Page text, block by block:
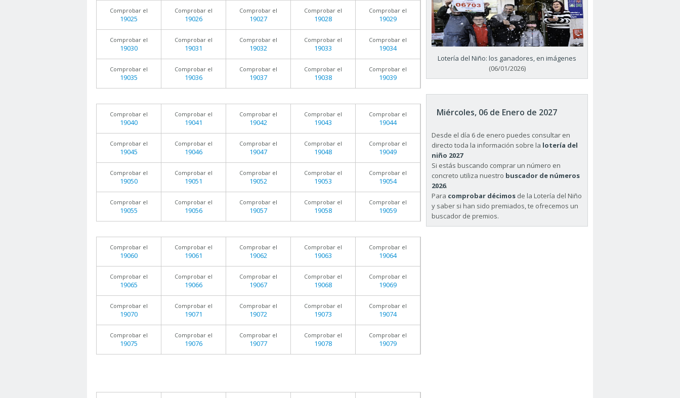
Comprobar el
19025
Comprobar el
19026
Comprobar el
19027
Comprobar el
19028
Comprobar el
19029
Comprobar el
19030
Comprobar el
19031
Comprobar el
19032
Comprobar el
19033
Comprobar el
19034
Comprobar el
19035
Comprobar el
19036
Comprobar el
19037
Comprobar el
19038
Comprobar el
19039
Comprobar el
19040
Comprobar el
19041
Comprobar el
19042
Comprobar el
19043
Comprobar el
19044
Comprobar el
19045
Comprobar el
19046
Comprobar el
19047
Comprobar el
19048
Comprobar el
19049
Comprobar el
19050
Comprobar el
19051
Comprobar el
19052
Comprobar el
19053
Comprobar el
19054
Comprobar el
19055
Comprobar el
19056
Comprobar el
19057
Comprobar el
19058
Comprobar el
19059
Comprobar el
19060
Comprobar el
19061
Comprobar el
19062
Comprobar el
19063
Comprobar el
19064
Comprobar el
19065
Comprobar el
19066
Comprobar el
19067
Comprobar el
19068
Comprobar el
19069
Comprobar el
19070
Comprobar el
19071
Comprobar el
19072
Comprobar el
19073
Comprobar el
19074
Comprobar el
19075
Comprobar el
19076
Comprobar el
19077
Comprobar el
19078
Comprobar el
19079
Lotería del Niño: los ganadores, en imágenes
(06/01/2026)
Miércoles, 06 de Enero de 2027
Desde el día 6 de enero puedes consultar en
directo toda la información sobre la lotería del
niño 2027
Si estás buscando comprar un número en
concreto utiliza nuestro buscador de números
2026.
Para comprobar décimos de la Lotería del Niño
y saber si han sido premiados, te ofrecemos un
buscador de premios.